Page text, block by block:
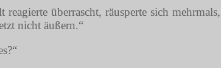
überrascht, räusperte sich mehrmals,
nicht äußern.“